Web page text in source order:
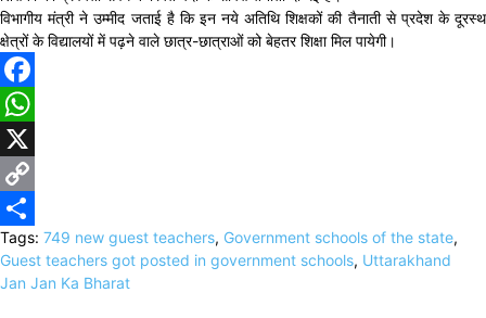
विभागीय मंत्री ने उम्मीद जताई है कि इन नये अतिथि शिक्षकों की तैनाती से प्रदेश के दूरस्थ
क्षेत्रों के विद्यालयों में पढ़ने वाले छात्र-छात्राओं को बेहतर शिक्षा मिल पायेगी।
Facebook
WhatsApp
X
Copy
Link
Share
Tags: 749 new guest teachers, Government schools of the state,
Guest teachers got posted in government schools, Uttarakhand
Jan Jan Ka Bharat